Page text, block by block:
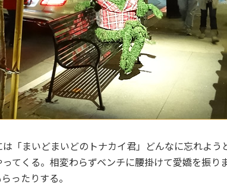
は「まいどまいどのトナカイ君」どんなに忘れよう
ってくる。相変わらずベンチに腰掛けて愛嬌を振り
ったりする。